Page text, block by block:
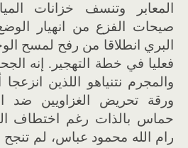
المعابر وتنسف خزانات
صيحات الفزع من انهيار
البري انطلاقا من رفح لمسح
فعليا في خطة التهجير. إنه
والمجرم نتنياهو اللذين
ورقة تحريض الغزاويين ضد
حماس بالذات رغم اختطاف
رام الله محمود عباس، لم